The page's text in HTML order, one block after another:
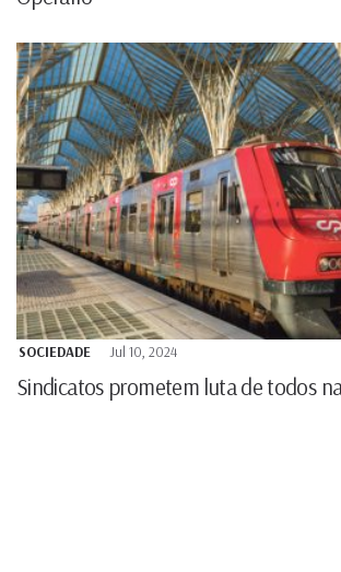
SOCIEDADE Jul 10, 2024
Sindicatos prometem luta de todos